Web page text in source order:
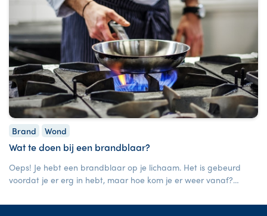
Brand Wond
Wat te doen bij een brandblaar?
Oeps! Je hebt een brandblaar op je lichaam. Het is gebeurd
voordat je er erg in hebt, maar hoe kom je er weer vanaf?
door eerste hulp toe te passen.